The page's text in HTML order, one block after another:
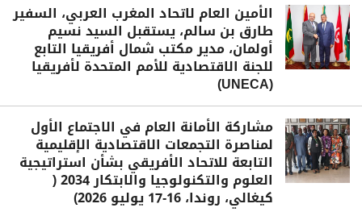
الأمين العام لاتحاد المغرب العربي، السفير
طارق بن سالم، يستقبل السيد نسيم
أولمان، مدير مكتب شمال أفريقيا التابع
للجنة الاقتصادية للأمم المتحدة لأفريقيا
(UNECA)
مشاركة الأمانة العام في الاجتماع الأول
لمناصرة التجمعات الاقتصادية الإقليمية
التابعة للاتحاد الأفريقي بشأن استراتيجية
العلوم والتكنولوجيا والابتكار 2034 (
كيغالي، روندا، 16-17 يوليو 2026)